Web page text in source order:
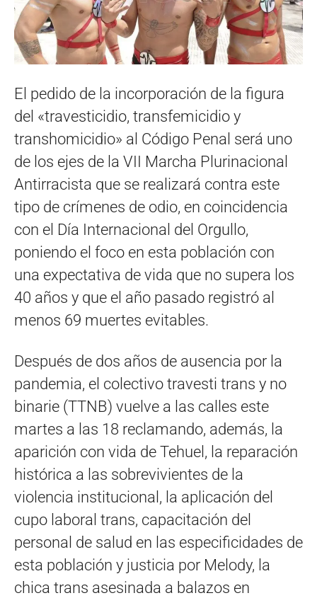
El pedido de la incorporación de la figura
del «travesticidio, transfemicidio y
transhomicidio» al Código Penal será uno
de los ejes de la VII Marcha Plurinacional
Antirracista que se realizará contra este
tipo de crímenes de odio, en coincidencia
con el Día Internacional del Orgullo,
poniendo el foco en esta población con
una expectativa de vida que no supera los
40 años y que el año pasado registró al
menos 69 muertes evitables.
Después de dos años de ausencia por la
pandemia, el colectivo travesti trans y no
binarie (TTNB) vuelve a las calles este
martes a las 18 reclamando, además, la
aparición con vida de Tehuel, la reparación
histórica a las sobrevivientes de la
violencia institucional, la aplicación del
cupo laboral trans, capacitación del
personal de salud en las especificidades de
esta población y justicia por Melody, la
chica trans asesinada a balazos en